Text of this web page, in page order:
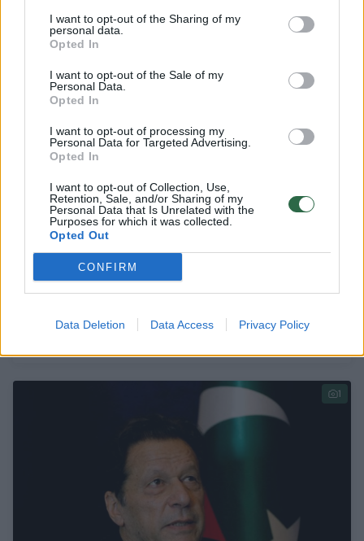
I want to opt-out of the Sharing of my
personal data.
Opted In
I want to opt-out of the Sale of my
Personal Data.
Opted In
I want to opt-out of processing my
Personal Data for Targeted Advertising.
Opted In
I want to opt-out of Collection, Use,
Retention, Sale, and/or Sharing of my
Personal Data that Is Unrelated with the
Purposes for which it was collected.
Opted Out
CONFIRM
Data Deletion Data Access Privacy Policy
Pasaulis
nuteistas kalėti 10 metų
1